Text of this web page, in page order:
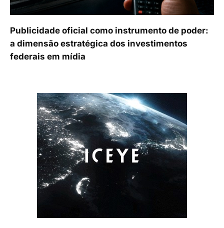
Publicidade oficial como instrumento de poder:
a dimensão estratégica dos investimentos
federais em mídia